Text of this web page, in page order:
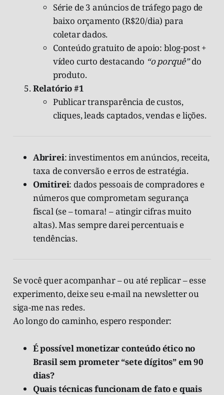
Série de 3 anúncios de tráfego pago de
baixo orçamento (R$20/dia) para
coletar dados.
Conteúdo gratuito de apoio: blog-post +
vídeo curto destacando “o porquê”do
produto.
Relatório #1
Publicar transparência de custos,
cliques, leads captados, vendas e lições.
Abrirei: investimentos em anúncios, receita,
taxa de conversão e erros de estratégia.
Omitirei: dados pessoais de compradores e
números que comprometam segurança
fiscal (se – tomara! – atingir cifras muito
altas). Mas sempre darei percentuais e
tendências.
Se você quer acompanhar – ou até replicar – esse
experimento, deixe seu e-mail na newsletter ou
siga-me nas redes.
Ao longo do caminho, espero responder:
É possível monetizar conteúdo ético no
Brasil sem prometer “sete dígitos” em 90
dias?
Quais técnicas funcionam de fato e quais